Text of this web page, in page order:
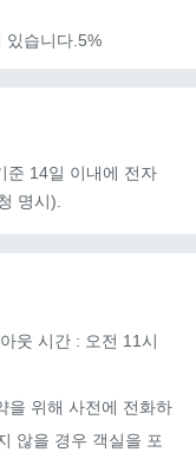
있습니다.5%
준 14일 이내에 전자
명시).
웃 시간 : 오전 11시
을 위해 사전에 전화하
않을 경우 객실을 포